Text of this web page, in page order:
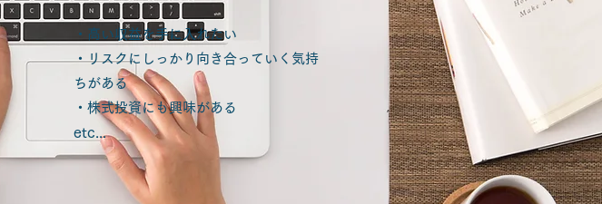
・高い収益を手に入れたい
・リスクにしっかり向き合っていく気持
ちがある
・株式投資にも興味がある
etc...